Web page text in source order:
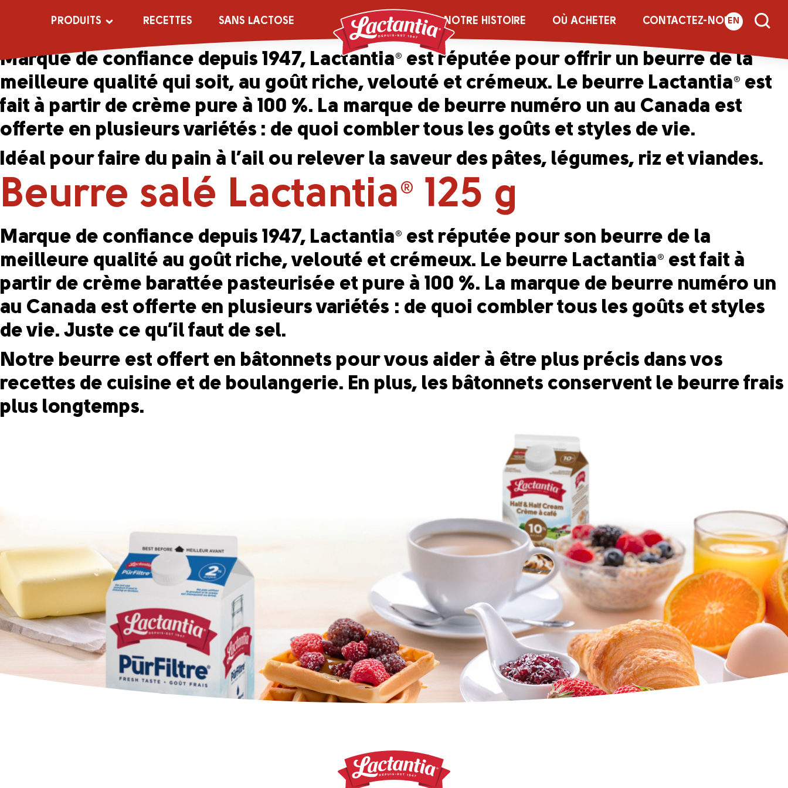
PRODUITS RECETTES SANS LACTOSE NOTRE HISTOIRE OÙ ACHETER CONTACTEZ-NOUS
EN
Beurre à l’ail et aux herbes de Provence
Marque de confiance depuis 1947, Lactantia ®
est réputée pour offrir un beurre de la
meilleure qualité qui soit, au goût riche, velouté et crémeux. Le beurre Lactantia ®
est
fait à partir de crème pure à 100 %. La marque de beurre numéro un au Canada est
offerte en plusieurs variétés : de quoi combler tous les goûts et styles de vie.
Idéal pour faire du pain à l’ail ou relever la saveur des pâtes, légumes, riz et viandes.
Beurre salé Lactantia ® 125 g
Marque de confiance depuis 1947, Lactantia ®
est réputée pour son beurre de la
meilleure qualité au goût riche, velouté et crémeux. Le beurre Lactantia ®
est fait à
partir de crème barattée pasteurisée et pure à 100 %. La marque de beurre numéro un
au Canada est offerte en plusieurs variétés : de quoi combler tous les goûts et styles
de vie. Juste ce qu’il faut de sel.
Notre beurre est offert en bâtonnets pour vous aider à être plus précis dans vos
recettes de cuisine et de boulangerie. En plus, les bâtonnets conservent le beurre frais
plus longtemps.